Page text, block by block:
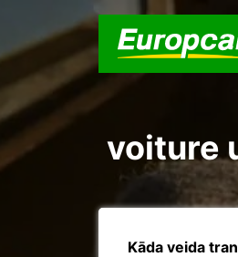
voiture
Kāda veida